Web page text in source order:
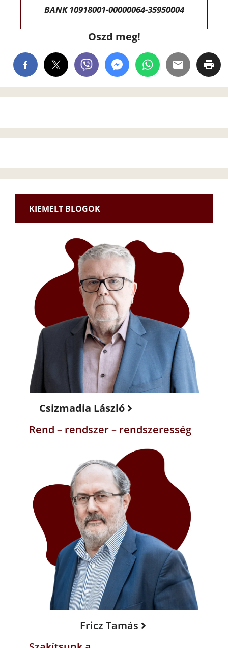
BANK 10918001-00000064-35950004
Oszd meg!
KIEMELT BLOGOK
Csizmadia László
Rend – rendszer – rendszeresség
Fricz Tamás